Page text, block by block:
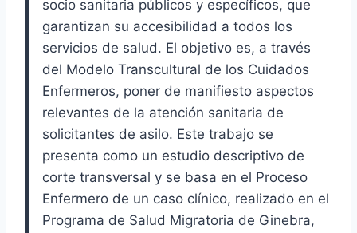
socio sanitaria públicos y específicos, que
garantizan su accesibilidad a todos los
servicios de salud. El objetivo es, a través
del Modelo Transcultural de los Cuidados
Enfermeros, poner de manifiesto aspectos
relevantes de la atención sanitaria de
solicitantes de asilo. Este trabajo se
presenta como un estudio descriptivo de
corte transversal y se basa en el Proceso
Enfermero de un caso clínico, realizado en el
Programa de Salud Migratoria de Ginebra,